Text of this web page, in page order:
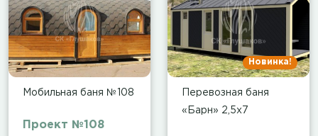
Мобильная баня №108
Проект №108
Новинка!
Перевозная баня
«Барн» 2,5х7